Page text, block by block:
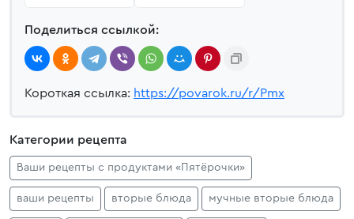
Поделиться ссылкой:
Короткая ссылка: https://povarok.ru/r/Pmx
Категории рецепта
Ваши рецепты с продуктами «Пятёрочки»
ваши рецепты вторые блюда мучные вторые блюда